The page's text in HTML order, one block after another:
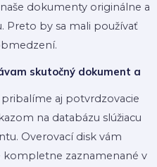
dokumenty originálne a
Preto by sa mali používať
skutočný dokument a
aj potvrdzovacie
na databázu slúžiacu
Overovací disk vám
kompletne zaznamenané v